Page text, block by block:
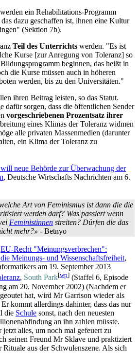
ein Rehabilitations-Programm
dazu geschaffen ist, ihnen eine Kultur
(Sektion 7b).
Teil des Unterrichts werden. "Es ist
Kurse [zur Anregung von Toleranz] so
beginnen, das heißt in
die Kurse müssen auch in höheren
werden, bis zu den Universitäten."
ihren Beitrag leisten, so das Statut.
dafür sorgen, dass die öffentlichen Sender
vor­geschriebenen Prozentsatz ihrer
eines Klimas der Toleranz widmen
alle privaten Massenmedien (darunter
ein Klima der Toleranz zu
neue Behörde zur Überwachung der
, Deutsche Wirtschafts Nachrichten am 6.
Art von Feminismus ist dann die die
werden darf? Was passiert wenn
Feministinnen streiten? Dürfen die das
mehr?» - Betnyo
EU-Recht "Meinungsverbrechen":
Meinungs- und Wissenschaftsfreiheit,
am 19. September 2013
, South Park[wp] (Staffel 6, Episode
am 20. November 2002) (Nachdem er
hat, wird Mr Garrison wieder als
kommt allerdings dahinter, dass das nur
die Schule sonst, nach den neuesten
an ihn zahlen müsste.
jetzt alles, um noch mal gefeuert zu
seinen Freund Mr Sklave und praktiziert
Rituale aus der Schwulen­szene. Als sich